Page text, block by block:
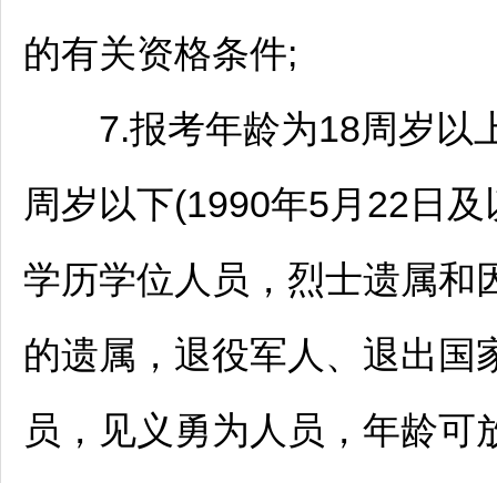
的有关资格条件;
7.报考年龄为18周岁以
周岁以下(1990年5月22日
学历学位人员，烈士遗属和
的遗属，退役军人、退出国
员，见义勇为人员，年龄